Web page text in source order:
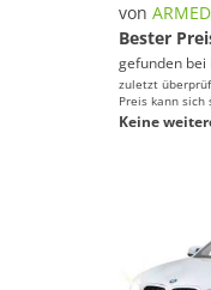
von
Bester
gefunden bei
zuletzt
Preis kann
Keine